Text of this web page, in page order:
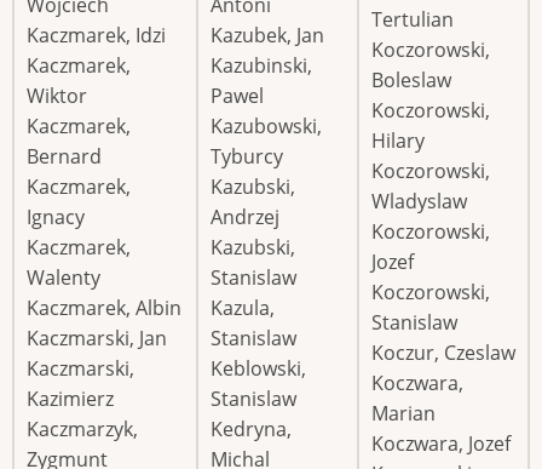
Kaczmarek, Idzi
Kaczmarek,
Wiktor
Kaczmarek,
Bernard
Kaczmarek,
Ignacy
Kaczmarek,
Walenty
Kaczmarek, Albin
Kaczmarski, Jan
Kaczmarski,
Kazimierz
Kaczmarzyk,
Zygmunt
Kazubek, Jan
Kazubinski,
Pawel
Kazubowski,
Tyburcy
Kazubski,
Andrzej
Kazubski,
Stanislaw
Kazula,
Stanislaw
Keblowski,
Stanislaw
Kedryna,
Michal
Tertulian
Koczorowski,
Boleslaw
Koczorowski,
Hilary
Koczorowski,
Wladyslaw
Koczorowski,
Jozef
Koczorowski,
Stanislaw
Koczur, Czeslaw
Koczwara,
Marian
Koczwara, Jozef